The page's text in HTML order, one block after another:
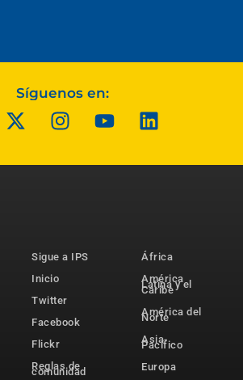
Síguenos en:
Sigue a IPS
Inicio
Twitter
Facebook
Flickr
Reglas de
comunidad
África
América
Latina y el
Caribe
América del
Norte
Asia-
Pacífico
Europa